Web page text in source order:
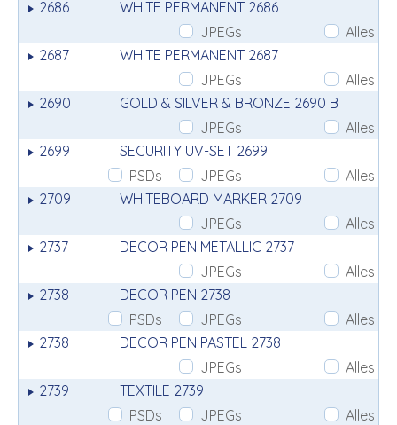
2686
WHITE PERMANENT 2686
JPEGs
Alles
2687
WHITE PERMANENT 2687
JPEGs
Alles
2690
GOLD & SILVER & BRONZE 2690 B
JPEGs
Alles
2699
SECURITY UV-SET 2699
PSDs
JPEGs
Alles
2709
WHITEBOARD MARKER 2709
JPEGs
Alles
2737
DECOR PEN METALLIC 2737
JPEGs
Alles
2738
DECOR PEN 2738
PSDs
JPEGs
Alles
2738
DECOR PEN PASTEL 2738
JPEGs
Alles
2739
TEXTILE 2739
PSDs
JPEGs
Alles